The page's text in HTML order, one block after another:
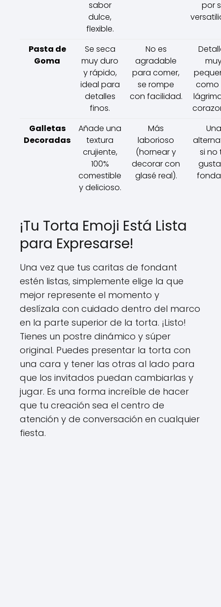
sabor
dulce,
flexible.
por
Pasta de
Goma
Se seca
muy duro
y rápido,
ideal para
detalles
finos.
No es
agradable
para comer,
se rompe
con facilidad.
como
Galletas
Decoradas
Añade una
textura
crujiente,
100%
comestible
y delicioso.
Más
laborioso
(hornear y
decorar con
glasé real).
Una
si no
¡Tu Torta Emoji Está Lista
para Expresarse!
Una vez que tus caritas de fondant
estén listas, simplemente elige la que
mejor represente el momento y
deslízala con cuidado dentro del marco
en la parte superior de la torta. ¡Listo!
Tienes un postre dinámico y súper
original. Puedes presentar la torta con
una cara y tener las otras al lado para
que los invitados puedan cambiarlas y
jugar. Es una forma increíble de hacer
que tu creación sea el centro de
atención y de conversación en cualquier
fiesta.